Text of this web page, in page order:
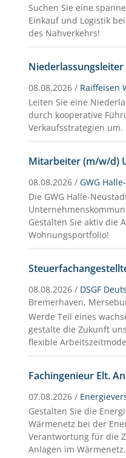
Suchen Sie eine
Einkauf und Logistik
des Nahverkehrs!
08.08.2026 / Raiffeisen
Leiten Sie eine
durch kooperative
Verkaufsstrategien um.
Mitarbeiter (m/w/d)
08.08.2026 / GWG
Die GWG Halle-
Gestalten Sie aktiv die
Wohnungsportfolio!
08.08.2026 / DSGF
Bremerhaven,
Werde Teil eines
gestalte die Zukunft
flexible
Fachingenieur Elt.
07.08.2026 /
Gestalten Sie die
Wärmenetz bei der
Verantwortung für die
Anlagen im Wärmenetz.